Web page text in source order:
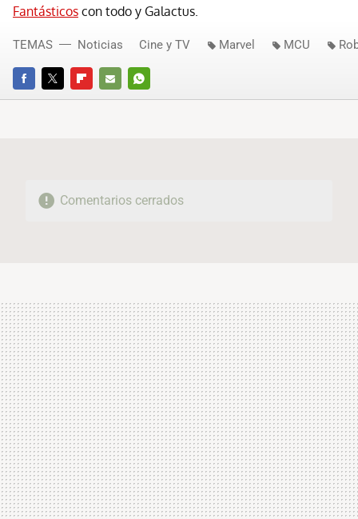
Fantásticos con todo y Galactus.
FACEBOOKTWITTERFLIPBOARD
E-
WHATSAPP
TEMAS Noticias Cine y TV Marvel MCU
Comentarios cerrados